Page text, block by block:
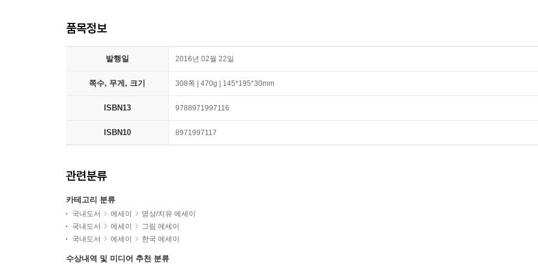
품목정보
발행일 2016년 02월 22일
쪽수, 무게, 크기 308쪽 | 470g | 145*195*30mm
ISBN13 9788971997116
ISBN10 8971997117
관련분류
카테고리 분류
국내도서 에세이
명상/치유 에세이
국내도서
에세이
그림 에세이
국내도서
에세이 한국 에세이
수상내역 및 미디어 추천 분류